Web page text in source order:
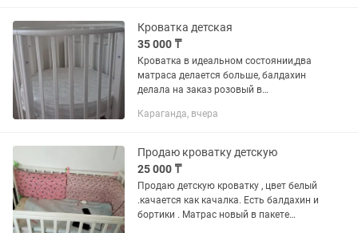
Кроватка детская
35 000 ₸
Кроватка в идеальном состоянии,два
матраса делается больше, балдахин
делала на заказ розовый в
шила тоже могу отдать два комплекта.
Караганда, вчера
Продаю кроватку детскую
25 000 ₸
Продаю детскую кроватку , цвет белый
.качается как качалка. Есть балдахин и
бортики . Матрас новый в пакете